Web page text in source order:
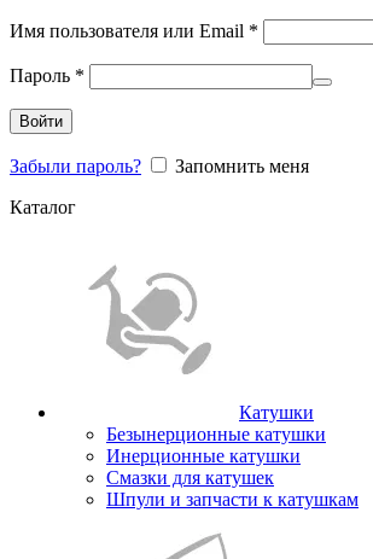
Имя пользователя или Email *
Пароль *
Войти
Забыли пароль?
Запомнить меня
Каталог
Катушки
Безынерционные катушки
Инерционные катушки
Смазки для катушек
Шпули и запчасти к катушкам